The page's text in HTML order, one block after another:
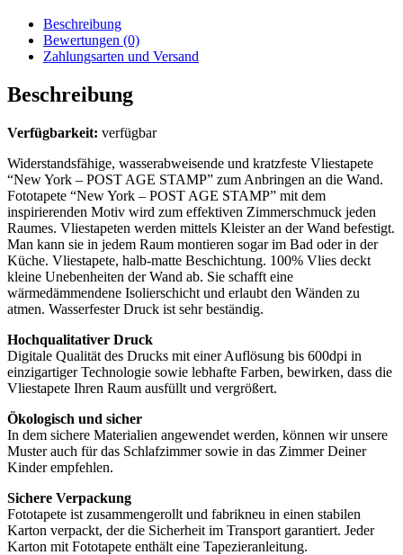
Beschreibung
Bewertungen (0)
Zahlungsarten und Versand
Beschreibung
Verfügbarkeit: verfügbar
Widerstandsfähige, wasserabweisende und kratzfeste Vliestapete
“New York – POST AGE STAMP” zum Anbringen an die Wand.
Fototapete “New York – POST AGE STAMP” mit dem
inspirierenden Motiv wird zum effektiven Zimmerschmuck jeden
Raumes. Vliestapeten werden mittels Kleister an der Wand befestigt.
Man kann sie in jedem Raum montieren sogar im Bad oder in der
Küche. Vliestapete, halb-matte Beschichtung. 100% Vlies deckt
kleine Unebenheiten der Wand ab. Sie schafft eine
wärmedämmendene Isolierschicht und erlaubt den Wänden zu
atmen. Wasserfester Druck ist sehr beständig.
Hochqualitativer Druck
Digitale Qualität des Drucks mit einer Auflösung bis 600dpi in
einzigartiger Technologie sowie lebhafte Farben, bewirken, dass die
Vliestapete Ihren Raum ausfüllt und vergrößert.
Ökologisch und sicher
In dem sichere Materialien angewendet werden, können wir unsere
Muster auch für das Schlafzimmer sowie in das Zimmer Deiner
Kinder empfehlen.
Sichere Verpackung
Fototapete ist zusammengerollt und fabrikneu in einen stabilen
Karton verpackt, der die Sicherheit im Transport garantiert. Jeder
Karton mit Fototapete enthält eine Tapezieranleitung.